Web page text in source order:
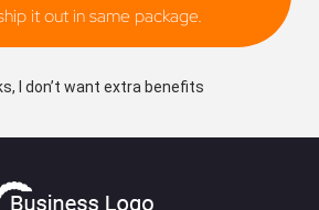
it out in same package.
I don’t want extra benefits